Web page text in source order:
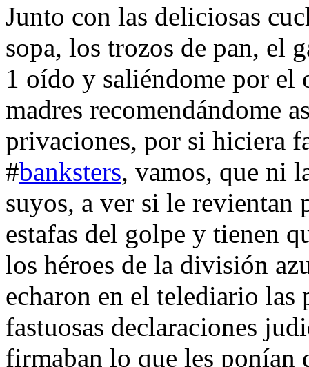
Junto con las deliciosas
sopa, los trozos de pan, el
1 oído y saliéndome por el
madres recomendándome
privaciones, por si hiciera
#banksters, vamos, que ni
suyos, a ver si le revientan
estafas del golpe y tienen
los héroes de la división
echaron en el telediario las
fastuosas declaraciones
firmaban lo que les ponían